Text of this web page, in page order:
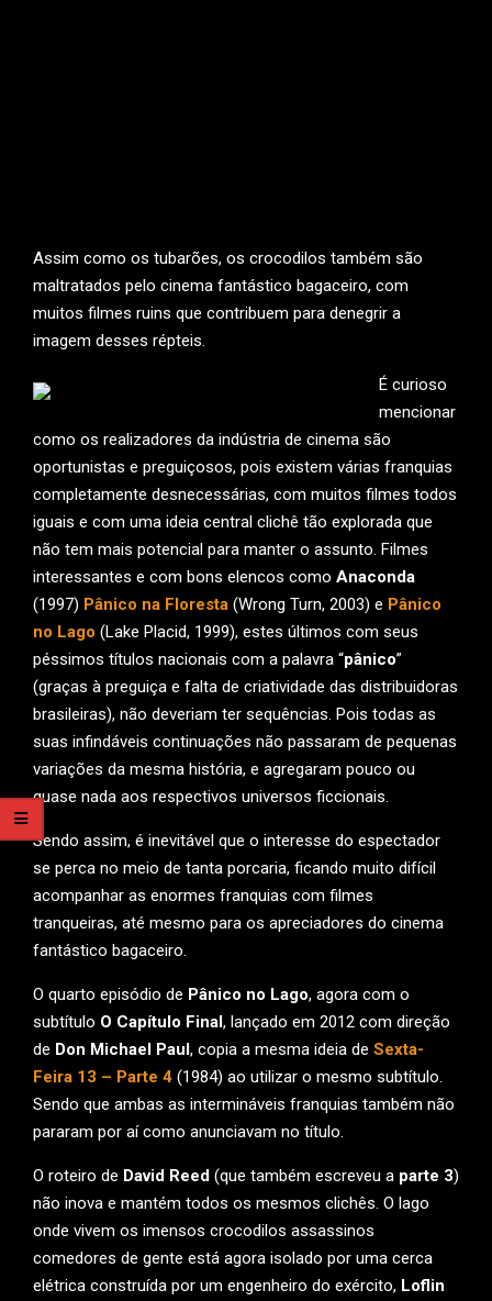
Assim como os tubarões, os crocodilos também são
maltratados pelo cinema fantástico bagaceiro, com
muitos filmes ruins que contribuem para denegrir a
imagem desses répteis.
É curioso
mencionar
como os realizadores da indústria de cinema são
oportunistas e preguiçosos, pois existem várias franquias
completamente desnecessárias, com muitos filmes todos
iguais e com uma ideia central clichê tão explorada que
não tem mais potencial para manter o assunto. Filmes
interessantes e com bons elencos como Anaconda
(1997) Pânico na Floresta (Wrong Turn, 2003) e Pânico
no Lago (Lake Placid, 1999), estes últimos com seus
péssimos títulos nacionais com a palavra “pânico”
(graças à preguiça e falta de criatividade das distribuidoras
brasileiras), não deveriam ter sequências. Pois todas as
suas infindáveis continuações não passaram de pequenas
variações da mesma história, e agregaram pouco ou
quase nada aos respectivos universos ficcionais.
Sendo assim, é inevitável que o interesse do espectador
se perca no meio de tanta porcaria, ficando muito difícil
acompanhar as enormes franquias com filmes
tranqueiras, até mesmo para os apreciadores do cinema
fantástico bagaceiro.
O quarto episódio de Pânico no Lago, agora com o
subtítulo O Capítulo Final, lançado em 2012 com direção
de Don Michael Paul, copia a mesma ideia de Sexta-
Feira 13 – Parte 4 (1984) ao utilizar o mesmo subtítulo.
Sendo que ambas as intermináveis franquias também não
pararam por aí como anunciavam no título.
O roteiro de David Reed (que também escreveu a parte 3)
não inova e mantém todos os mesmos clichês. O lago
onde vivem os imensos crocodilos assassinos
comedores de gente está agora isolado por uma cerca
elétrica construída por um engenheiro do exército, Loflin